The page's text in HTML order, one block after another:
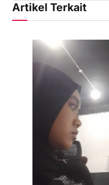
Artikel Terkait